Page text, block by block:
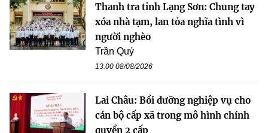
Thanh tra tỉnh Lạng Sơn: Chung tay
xóa nhà tạm, lan tỏa nghĩa tình vì
người nghèo
Trần Quý
13:00 08/08/2026
Lai Châu: Bồi dưỡng nghiệp vụ cho
cán bộ cấp xã trong mô hình chính
quyền 2 cấp